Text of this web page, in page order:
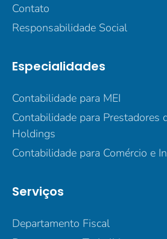
Contato
Responsabilidade Social
Especialidades
Contabilidade para MEI
Contabilidade para Prestadores
Holdings
Contabilidade para Comércio e
Serviços
Departamento Fiscal